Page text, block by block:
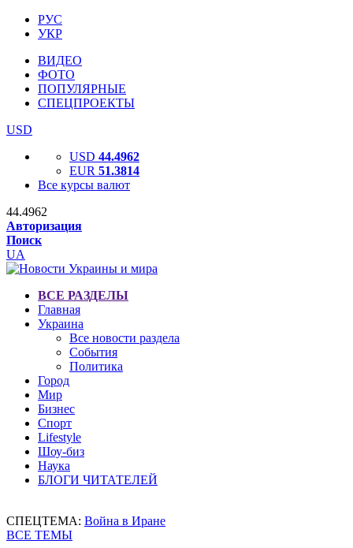
РУС
УКР
ВИДЕО
ФОТО
ПОПУЛЯРНЫЕ
СПЕЦПРОЕКТЫ
USD
USD 44.4962
EUR 51.3814
Все курсы валют
44.4962
Авторизация
Поиск
UA
ВСЕ РАЗДЕЛЫ
Главная
Украина
Все новости раздела
События
Политика
Город
Мир
Бизнес
Спорт
Lifestyle
Шоу-биз
Наука
БЛОГИ ЧИТАТЕЛЕЙ
СПЕЦТЕМА: Война в Иране
ВСЕ ТЕМЫ